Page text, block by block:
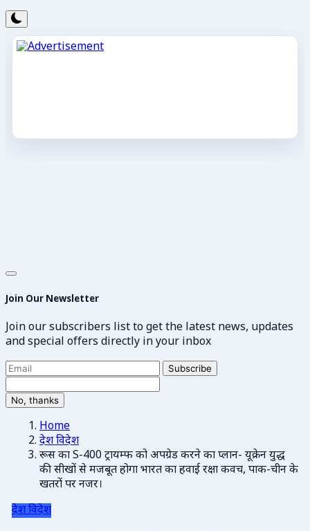
Join Our Newsletter
Join our subscribers list to get the latest news, updates
and special offers directly in your inbox
Subscribe
No, thanks
Home
देश विदेश
रूस का S-400 ट्रायम्फ को अपग्रेड करने का प्लान- यूक्रेन युद्ध
की सीखों से मजबूत होगा भारत का हवाई रक्षा कवच, पाक-चीन के
खतरों पर नजर।
देश विदेश